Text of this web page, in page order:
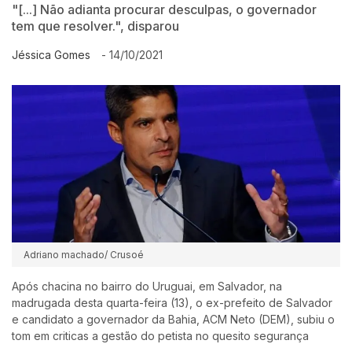
"[...] Não adianta procurar desculpas, o governador
tem que resolver.", disparou
Jéssica Gomes - 14/10/2021
Adriano machado/ Crusoé
Após chacina no bairro do Uruguai, em Salvador, na
madrugada desta quarta-feira (13), o ex-prefeito de Salvador
e candidato a governador da Bahia, ACM Neto (DEM), subiu o
tom em criticas a gestão do petista no quesito segurança